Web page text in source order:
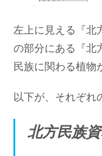
左上に見える『北
の部分にある『北
民族に関わる植物
以下が、それぞれ
北方民族